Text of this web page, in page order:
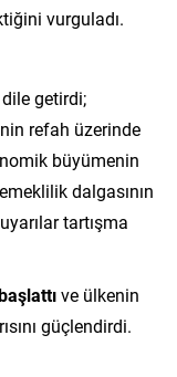
vurguladı.
dile getirdi;
refah üzerinde
büyümenin
dalgasının
tartışma
ve ülkenin
güçlendirdi.